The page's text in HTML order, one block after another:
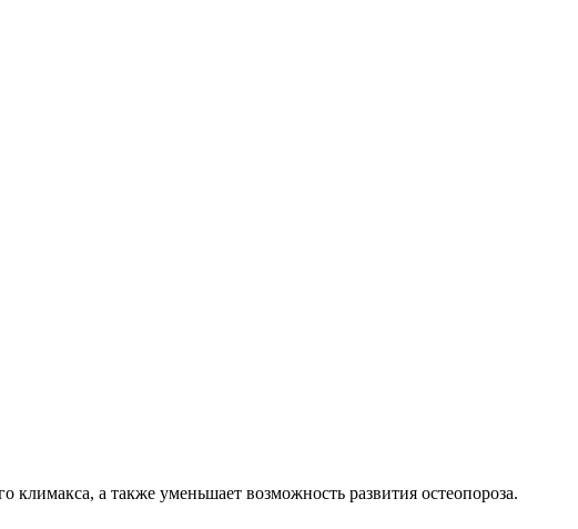
климакса, а также уменьшает возможность развития остеопороза.